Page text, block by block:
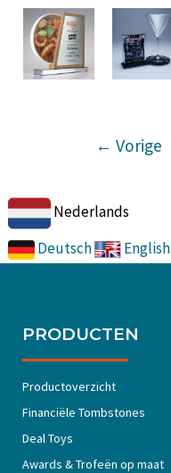
← Vorige
Nederlands
Deutsch
English
PRODUCTEN
Productoverzicht
Financiële Tombstones
Deal Toys
Awards & Trofeën op maat